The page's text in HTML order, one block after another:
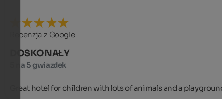
Recenzja z Google
DOSKONAŁY
5 na 5 gwiazdek
Great hotel for children with lots of animals and a